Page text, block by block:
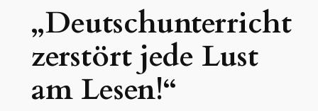
„Deutschunterricht
zerstört jede Lust
am Lesen!“